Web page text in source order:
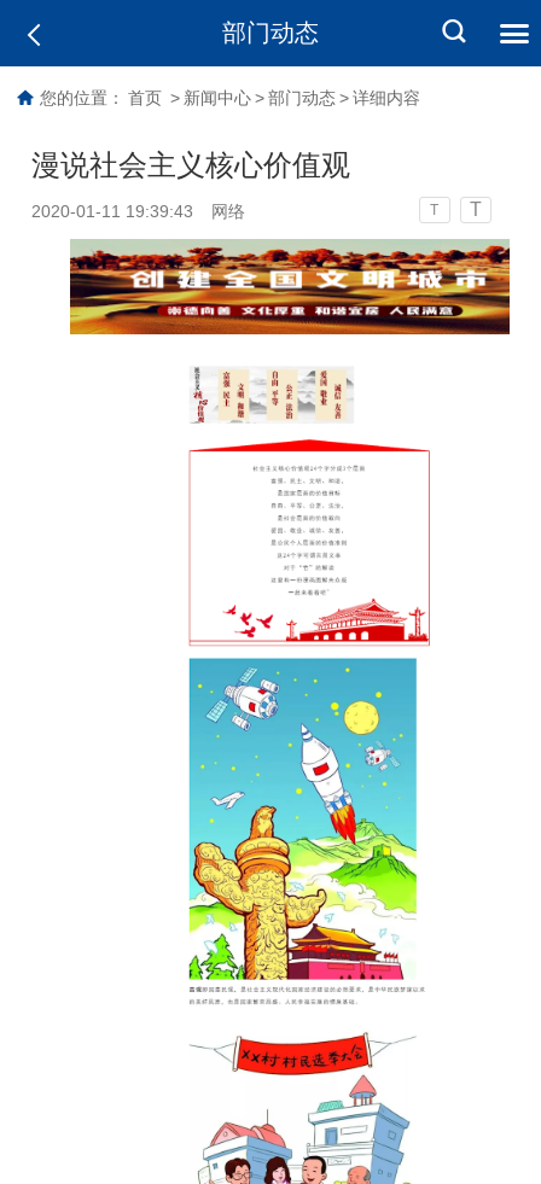
部门动态
您的位置： 首页 > 新闻中心 > 部门动态 > 详细内容
漫说社会主义核心价值观
2020-01-11 19:39:43 网络 T T